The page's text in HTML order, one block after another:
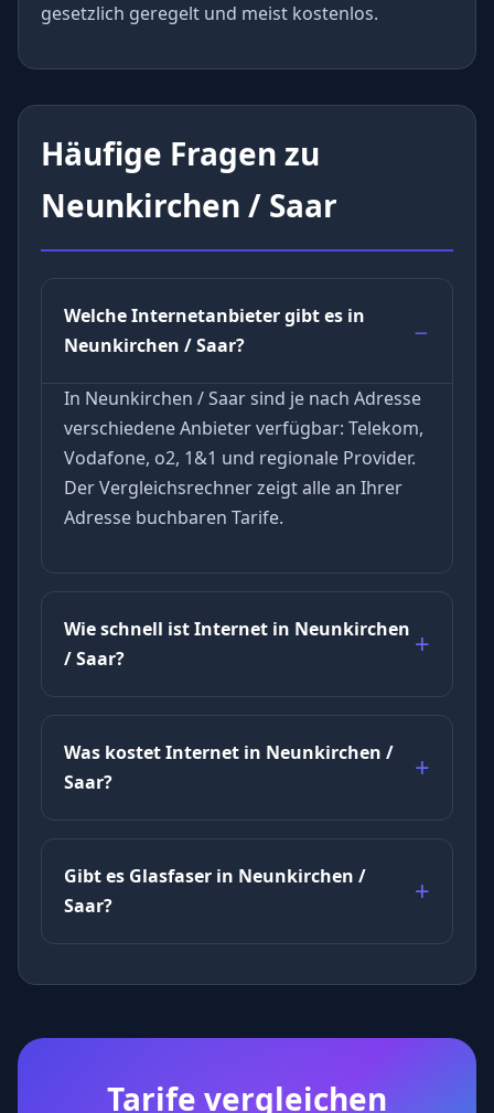
gesetzlich geregelt und meist kostenlos.
Häufige Fragen zu
Neunkirchen / Saar
Welche Internetanbieter gibt es in
Neunkirchen / Saar?
In Neunkirchen / Saar sind je nach Adresse
verschiedene Anbieter verfügbar: Telekom,
Vodafone, o2, 1&1 und regionale Provider.
Der Vergleichsrechner zeigt alle an Ihrer
Adresse buchbaren Tarife.
Wie schnell ist Internet in Neunkirchen
/ Saar?
Was kostet Internet in Neunkirchen /
Saar?
Gibt es Glasfaser in Neunkirchen /
Saar?
Tarife vergleichen